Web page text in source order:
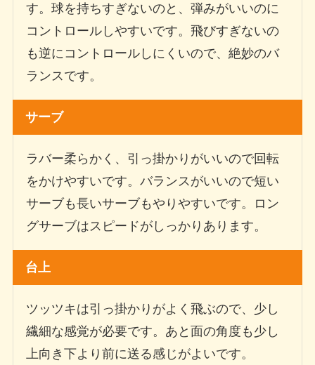
す。球を持ちすぎないのと、弾みがいいのに
コントロールしやすいです。飛びすぎないの
も逆にコントロールしにくいので、絶妙のバ
ランスです。
サーブ
ラバー柔らかく、引っ掛かりがいいので回転
をかけやすいです。バランスがいいので短い
サーブも長いサーブもやりやすいです。ロン
グサーブはスピードがしっかりあります。
台上
ツッツキは引っ掛かりがよく飛ぶので、少し
繊細な感覚が必要です。あと面の角度も少し
上向き下より前に送る感じがよいです。